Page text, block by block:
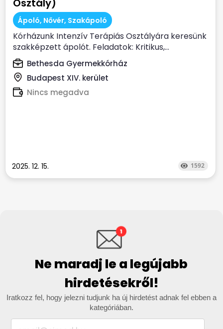
Osztály)
Ápoló, Nővér, Szakápoló
Kórházunk Intenzív Terápiás Osztályára keresünk
szakképzett ápolót. Feladatok: Kritikus,...
Bethesda Gyermekkórház
Budapest XIV. kerület
Nincs megadva
2025. 12. 15. 1592
Ne maradj le a legújabb
hirdetésekről!
Iratkozz fel, hogy jelezni tudjunk ha új hirdetést adnak fel ebben a
kategóriában.